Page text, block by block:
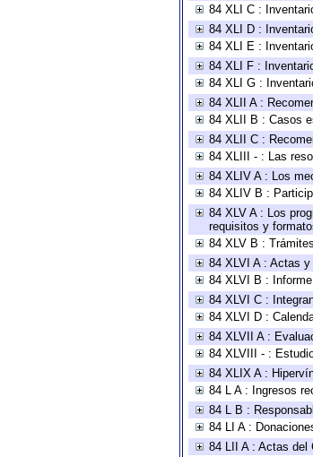
84 XLI C :
84 XLI D :
84 XLI E :
84 XLI F :
84 XLI G :
84 XLII A :
84 XLII B : Casos
84 XLII C :
84 XLIII - : Las
84 XLIV A : Los
84 XLIV B :
84 XLV A : Los
requisitos y
84 XLV B :
84 XLVI A : Actas
84 XLVI B :
84 XLVI C :
84 XLVI D :
84 XLVII A :
84 XLVIII - :
84 XLIX A :
84 L A : Ingresos
84 L B :
84 LI A :
84 LII A : Actas del